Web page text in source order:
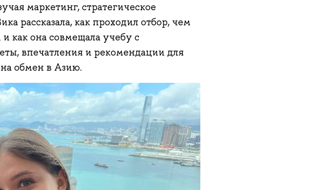
маркетинг, стратегическое
рассказала, как проходил отбор, чем
как она совмещала учебу с
впечатления и рекомендации для
на обмен в Азию.